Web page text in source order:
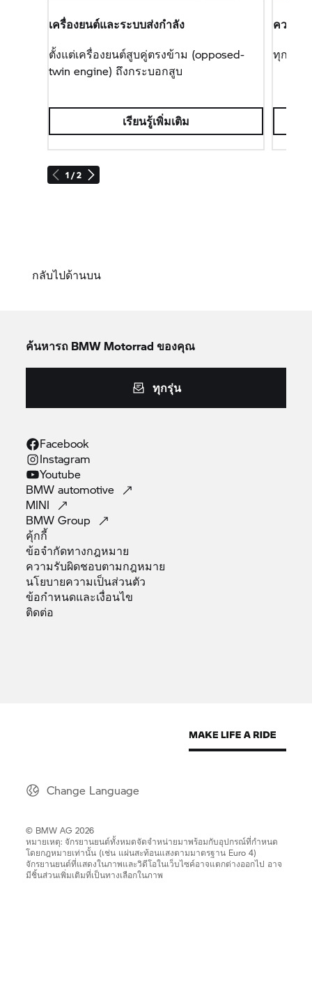
1 / 2
เครื่องยนต์และระบบส่งกำลัง
ตั้งแต่เครื่องยนต์สูบคู่ตรงข้าม (opposed-
twin engine) ถึงกระบอกสูบ
เรียนรู้เพิ่มเติม
ความใ
ทุกเรื่อ
กลับไปด้านบน
ค้นหารถ BMW Motorrad ของคุณ
ทุกรุ่น
Facebook
Instagram
Youtube
BMWautomotive
MINI
BMWGroup
คุ้กกี้
ข้อจำกัดทางกฎหมาย
ความรับผิดชอบตามกฎหมาย
นโยบายความเป็นส่วนตัว
ข้อกำหนดและเงื่อนไข
ติดต่อ
Change Language
© BMW AG 2026
หมายเหตุ: จักรยานยนต์ทั้งหมดจัดจำหน่ายมาพร้อมกับอุปกรณ์ที่กำหนด
โดยกฎหมายเท่านั้น (เช่น แผ่นสะท้อนแสงตามมาตรฐาน Euro 4)
จักรยานยนต์ที่แสดงในภาพและวิดีโอในเว็บไซค์อาจแตกต่างออกไป อาจ
มีชิ้นส่วนเพิ่มเติมที่เป็นทางเลือกในภาพ